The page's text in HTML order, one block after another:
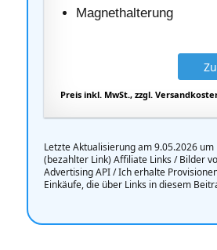
Magnethalterung
Preis inkl. MwSt., zzgl.
Letzte Aktualisierung am 9.05.2026
(bezahlter Link) Affiliate Links / Bilder
Advertising API / Ich erhalte
Einkäufe, die über Links in diesem